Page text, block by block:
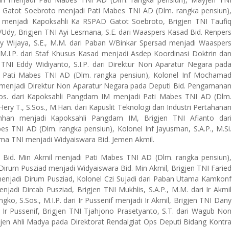
Gatot Soebroto menjadi Pati Mabes TNI AD (Dlm. rangka pensiun),
Kapoksahli Ka RSPAD Gatot Soebroto, Brigjen TNI Taufiq
Brigjen TNI Ayi Lesmana, S.E. dari Waaspers Kasad Bid. Renpers
S.E., M.M. dari Paban V/Binkar Spersad menjadi Waaspers
dari Staf Khusus Kasad menjadi Asdep Koordinasi Doktrin dan
Eddy Widiyanto, S.I.P. dari Direktur Non Aparatur Negara pada
Mabes TNI AD (Dlm. rangka pensiun), Kolonel Inf Mochamad
Direktur Non Aparatur Negara pada Deputi Bid. Pengamanan
dari Kapoksahli Pangdam IM menjadi Pati Mabes TNI AD (Dlm.
T., S.Sos., M.Han. dari Kapuslit Teknologi dan Industri Pertahanan
menjadi Kapoksahli Pangdam IM, Brigjen TNI Afianto dari
TNI AD (Dlm. rangka pensiun), Kolonel Inf Jayusman, S.A.P., M.Si.
TNI menjadi Widyaiswara Bid. Jemen Akmil.
Min Akmil menjadi Pati Mabes TNI AD (Dlm. rangka pensiun),
Pusziad menjadi Widyaiswara Bid. Min Akmil, Brigjen TNI Faried
Dirum Pusziad, Kolonel Czi Sujadi dari Paban Utama Kamkonf
Dircab Pusziad, Brigjen TNI Mukhlis, S.A.P., M.M. dari Ir Akmil
S.Sos., M.I.P. dari Ir Pussenif menjadi Ir Akmil, Brigjen TNI Dany
Pussenif, Brigjen TNI Tjahjono Prasetyanto, S.T. dari Wagub Non
Ahli Madya pada Direktorat Rendalgiat Ops Deputi Bidang Kontra